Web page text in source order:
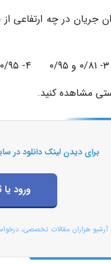
جریان در چه
مشاهده کنید.
برای دیدن لینک دانلود در
ورود
آرشیو هزاران مقالات تخصصی،